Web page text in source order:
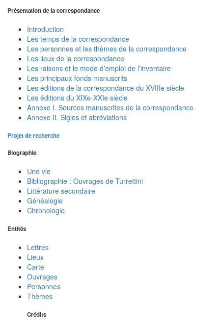
Présentation de la correspondance
Introduction
Les temps de la correspondance
Les personnes et les thèmes de la correspondance
Les lieux de la correspondance
Les raisons et le mode d’emploi de l’inventaire
Les principaux fonds manuscrits
Les éditions de la correspondance du XVIIIe siècle
Les éditions du XIXe-XXIe siècle
Annexe I. Sources manuscrites de la correspondance
Annexe II. Sigles et abréviations
Projet de recherche
Biographie
Une vie
Bibliographie : Ouvrages de Turrettini
Littérature secondaire
Généalogie
Chronologie
Entités
Lettres
Lieux
Carte
Ouvrages
Personnes
Thèmes
Crédits